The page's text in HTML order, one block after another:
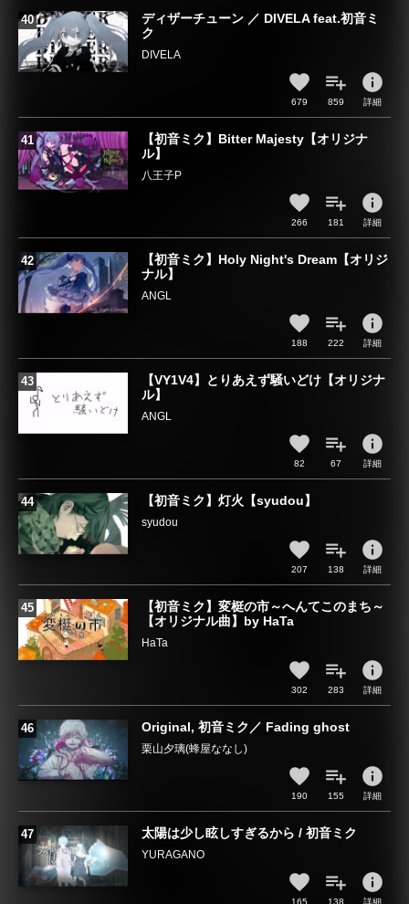
ディザーチューン ／ DIVELA feat.初音ミ
ク
DIVELA
679 859
info
詳細
【初音ミク】Bitter Majesty【オリジナ
ル】
八王子P
266 181
info
詳細
【初音ミク】Holy Night's Dream【オリジ
ナル】
ANGL
188 222
info
詳細
【VY1V4】とりあえず騒いどけ【オリジナ
ル】
ANGL
82 67
info
詳細
【初音ミク】灯火【syudou】
syudou
207 138
info
詳細
【初音ミク】変梃の市～へんてこのまち～
【オリジナル曲】by HaTa
HaTa
302 283
info
詳細
Original, 初音ミク／ Fading ghost
栗山夕璃(蜂屋ななし)
190 155
info
詳細
太陽は少し眩しすぎるから / 初音ミク
YURAGANO
165 138
info
詳細